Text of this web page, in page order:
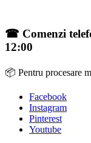
☎ Comenzi
12:00
📦 Pentru procesare
Facebook
Instagram
Pinterest
Youtube